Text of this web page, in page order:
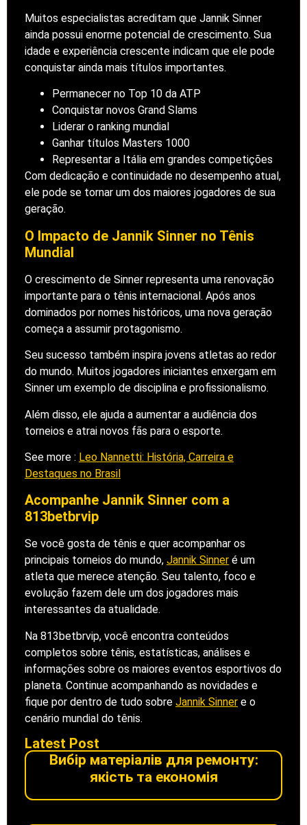
Muitos especialistas acreditam que Jannik Sinner
ainda possui enorme potencial de crescimento. Sua
idade e experiência crescente indicam que ele pode
conquistar ainda mais títulos importantes.
Permanecer no Top 10 da ATP
Conquistar novos Grand Slams
Liderar o ranking mundial
Ganhar títulos Masters 1000
Representar a Itália em grandes competições
Com dedicação e continuidade no desempenho atual,
ele pode se tornar um dos maiores jogadores de sua
geração.
O Impacto de Jannik Sinner no Tênis
Mundial
O crescimento de Sinner representa uma renovação
importante para o tênis internacional. Após anos
dominados por nomes históricos, uma nova geração
começa a assumir protagonismo.
Seu sucesso também inspira jovens atletas ao redor
do mundo. Muitos jogadores iniciantes enxergam em
Sinner um exemplo de disciplina e profissionalismo.
Além disso, ele ajuda a aumentar a audiência dos
torneios e atrai novos fãs para o esporte.
See more : Leo Nannetti: História, Carreira e
Destaques no Brasil
Acompanhe Jannik Sinner com a
813betbrvip
Se você gosta de tênis e quer acompanhar os
principais torneios do mundo, Jannik Sinner é um
atleta que merece atenção. Seu talento, foco e
evolução fazem dele um dos jogadores mais
interessantes da atualidade.
Na 813betbrvip, você encontra conteúdos
completos sobre tênis, estatísticas, análises e
informações sobre os maiores eventos esportivos do
planeta. Continue acompanhando as novidades e
fique por dentro de tudo sobre Jannik Sinner e o
cenário mundial do tênis.
Latest Post
Вибір матеріалів для ремонту:
якість та економія